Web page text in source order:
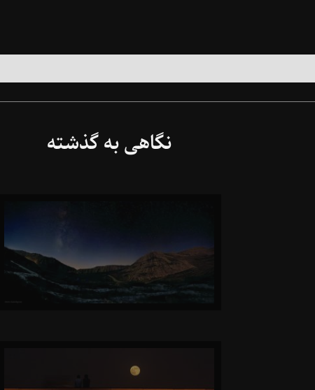
نگاهی به گذشته